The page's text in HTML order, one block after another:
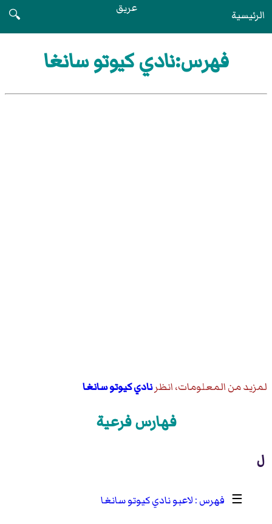
الرئيسية عريق
🔍
فهرس:نادي كيوتو سانغا
لمزيد من المعلومات، انظرنادي كيوتو سانغا
فهارس فرعية
ل
☰ لاعبو نادي كيوتو سانغا